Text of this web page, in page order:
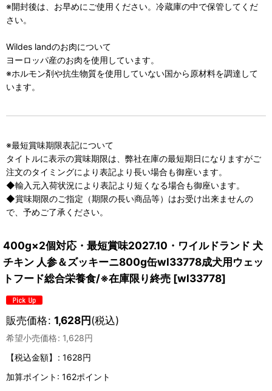
※開封後は、お早めにご使用ください。冷蔵庫の中で保管してくだ
さい。
Wildes landのお肉について
ヨーロッパ産のお肉を使用しています。
※ホルモン剤や抗生物質を使用していない国から原材料を調達して
います。
※最短賞味期限表記について
タイトルに表示の賞味期限は、弊社在庫の最短期日になりますがご
注文のタイミングにより表記より長い場合も御座います。
◆輸入元入荷状況により表記より短くなる場合も御座います。
◆賞味期限のご指定（期限の長い商品等）はお受け出来ませんの
で、予めご了承ください。
400g×2個対応・最短賞味2027.10・ワイルドランド 犬
チキン 人参＆ズッキーニ800g缶wl33778成犬用ウェッ
トフード総合栄養食/※在庫限り終売 [wl33778]
販売価格: 1,628円(税込)
希望小売価格: 1,628円
【税込金額】
: 1628円
加算ポイント: 162ポイント